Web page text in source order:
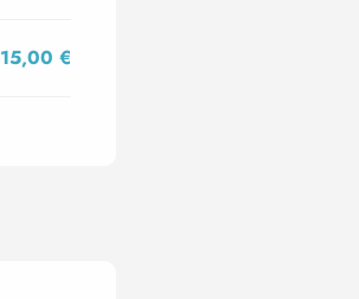
15,00 €